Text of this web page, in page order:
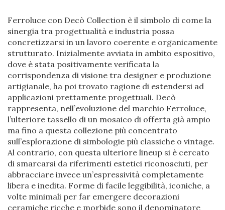
Ferroluce con Decò Collection è il simbolo di come la
sinergia tra progettualità e industria possa
concretizzarsi in un lavoro coerente e organicamente
strutturato. Inizialmente avviata in ambito espositivo,
dove è stata positivamente verificata la
corrispondenza di visione tra designer e produzione
artigianale, ha poi trovato ragione di estendersi ad
applicazioni prettamente progettuali. Decò
rappresenta, nell’evoluzione del marchio Ferroluce,
l’ulteriore tassello di un mosaico di offerta già ampio
ma fino a questa collezione più concentrato
sull’esplorazione di simbologie più classiche o vintage.
Al contrario, con questa ulteriore lineup si è cercato
di smarcarsi da riferimenti estetici riconosciuti, per
abbracciare invece un’espressività completamente
libera e inedita. Forme di facile leggibilità, iconiche, a
volte minimali per far emergere decorazioni
ceramiche ricche e morbide sono il denominatore